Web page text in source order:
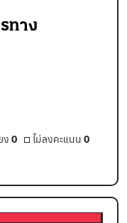
ทาง
ง 0 ไม่ลงคะแนน 0